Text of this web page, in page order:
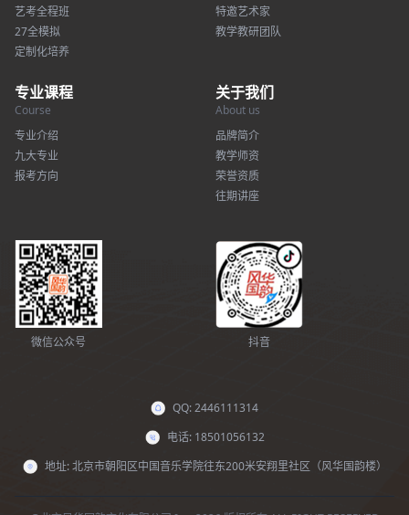
艺考全程班
27全模拟
定制化培养
特邀艺术家
教学教研团队
专业课程
Course
专业介绍
九大专业
报考方向
关于我们
About us
品牌简介
教学师资
荣誉资质
往期讲座
微信公众号 抖音
QQ: 2446111314
电话: 18501056132
地址: 北京市朝阳区中国音乐学院往东200米安翔里社区（风华国韵楼）